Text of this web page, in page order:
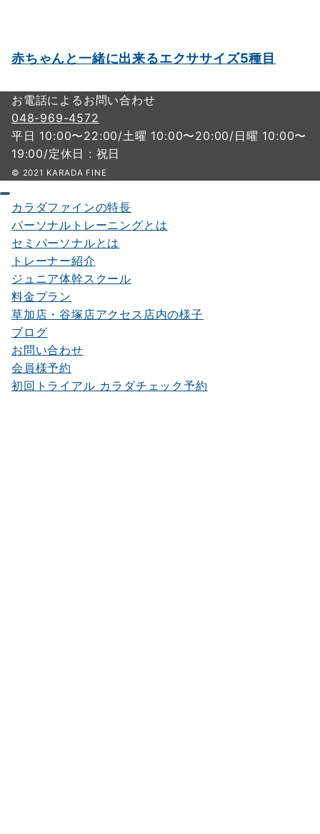
赤ちゃんと一緒に出来るエクササイズ5種目
お電話によるお問い合わせ
048-969-4572
平日 10:00〜22:00/土曜 10:00〜20:00/日曜 10:00〜
19:00/定休日 : 祝日
© 2021 KARADA FINE
カラダファインの特長
パーソナルトレーニングとは
セミパーソナルとは
トレーナー紹介
ジュニア体幹スクール
料金プラン
草加店・谷塚店アクセス店内の様子
ブログ
お問い合わせ
会員様予約
初回トライアル カラダチェック予約